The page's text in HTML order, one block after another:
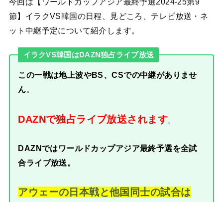
節】イラクVS韓国の日程、見どころ、テレビ放送・ネ
ット中継予定について紹介します。
イラクVS韓国はDAZN独占ライブ放送
この一戦は地上波やBS、CSでの中継がありませ
ん。
DAZNで独占ライブ放送されます。
DAZNではワールドカップアジア最終予選を全試
合ライブ放送。
アウェーの日本戦と他国同士の試合は